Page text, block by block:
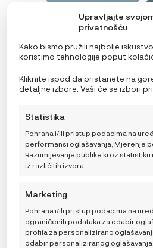
Upravljajte
privatnošću
Kako bismo pružili najbolje
koristimo tehnologije poput
omogućit će nama i našim
podataka kao što su ponašanje
jedinstveni ID-ovi na ovoj stranici i
privole može negativno utjecati na
Kliknite ispod da pristanete na
detaljne izbore. Vaši će se izbori
prekidača na Politici kolačića ili
upravljanje privolom na dnu ekrana.
Statistika
Pohrana i/ili pristup podacima na
performansi oglašavanja, Mjerenje
Razumijevanje publike kroz
iz različitih izvora.
Marketing
Pohrana i/ili pristup podacima na
ograničenih podataka za odabir
profila za personalizirano
odabir personaliziranog
b.box Ultimativni set za
78,45 €
-15%